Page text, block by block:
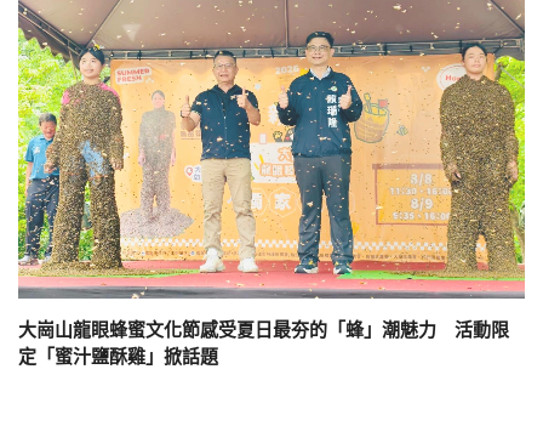
大崗山龍眼蜂蜜文化節感受夏日最夯的「蜂」潮魅力 活動限
定「蜜汁鹽酥雞」掀話題